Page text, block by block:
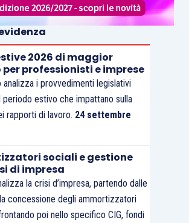
2026 di maggior
professionisti e imprese
analizza i provvedimenti legislativi
periodo estivo che impattano sulla
rapporti di lavoro. 24 settembre
sociali e gestione
di impresa
la crisi d’impresa, partendo dalle
concessione degli ammortizzatori
poi nello specifico CIG, fondi